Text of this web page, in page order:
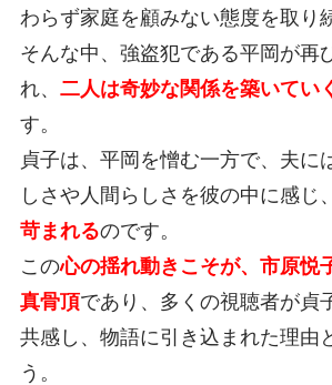
わらず家庭を顧みない態度を取り
そんな中、強盗犯である平岡が再
れ、 二人は奇妙な関係を築いてい
す。
貞子は、平岡を憎む一方で、夫に
しさや人間らしさを彼の中に感じ、
苛まれるのです。
この心の揺れ動きこそが、市原悦
真骨頂であり、多くの視聴者が貞
共感し、物語に引き込まれた理由
う。